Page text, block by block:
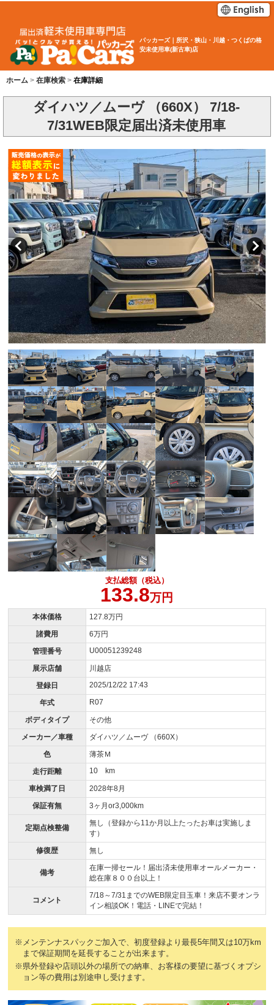
パッカーズ｜所沢・狭山・川越・つくばの格
安未使用車(新古車)店
ホーム 在庫検索 在庫詳細
ダイハツ／ムーヴ （660X） 7/18-
7/31WEB限定届出済未使用車
支払総額（税込）
133.8万円
本体価格
127.8万円
諸費用
6万円
管理番号
U00051239248
展示店舗
川越店
登録日
2025/12/22 17:43
年式 R07
ボディタイプ
その他
メーカー／車種
ダイハツ／ムーヴ （660X）
色
薄茶Ｍ
走行距離
10 km
車検満了日
2028年8月
保証有無
3ヶ月or3,000km
定期点検整備
無し（登録から11か月以上たったお車は実施しま
す）
修復歴
無し
備考
在庫一掃セール！届出済未使用車オールメーカー・
総在庫８００台以上！
コメント
7/18～7/31までのWEB限定目玉車！来店不要オンラ
イン相談OK！電話・LINEで完結！
※メンテンナスパックご加入で、初度登録より最長5年間又は10万km
まで保証期間を延長することが出来ます。
※県外登録や店頭以外の場所での納車、お客様の要望に基づくオプシ
ョン等の費用は別途申し受けます。